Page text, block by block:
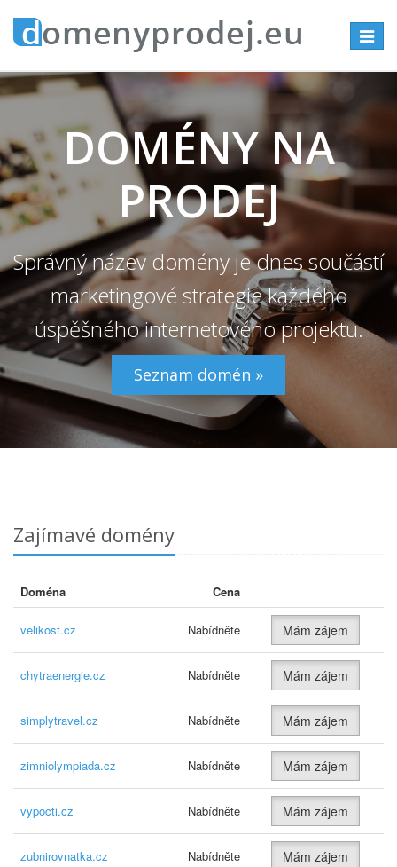
DOMÉNY NA
PRODEJ
Správný název domény je dnes součástí
marketingové strategie každého
úspěšného internetového projektu.
Seznam domén »
Zajímavé domény
Doména Cena
velikost.cz Nabídněte Mám zájem
chytraenergie.cz Nabídněte Mám zájem
simplytravel.cz Nabídněte Mám zájem
zimniolympiada.cz Nabídněte Mám zájem
vypocti.cz Nabídněte Mám zájem
zubnirovnatka.cz Nabídněte Mám zájem